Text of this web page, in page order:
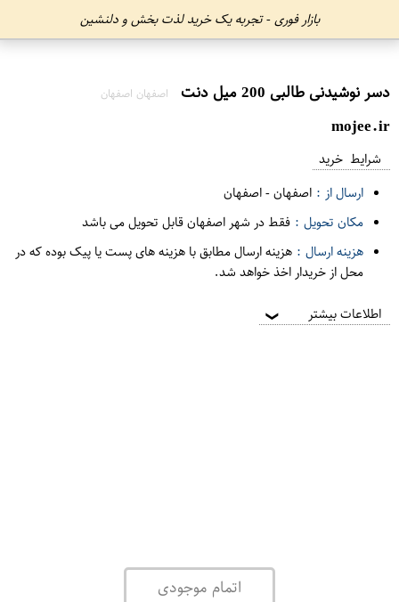
بازار فوری - تجربه یک خرید لذت بخش و دلنشین
دسر نوشیدنی طالبی 200 میل دنت اصفهان اصفهان
mojee.ir
شرایط خرید
ارسال از : اصفهان-اصفهان
مکان تحویل : فقط در شهر اصفهان قابل تحویل می باشد
هزینه ارسال : هزینه ارسال مطابق با هزینه های پست یا پیک بوده که در
محل از خریدار اخذ خواهد شد.
اطلاعات بیشتر ❯
اتمام موجودی